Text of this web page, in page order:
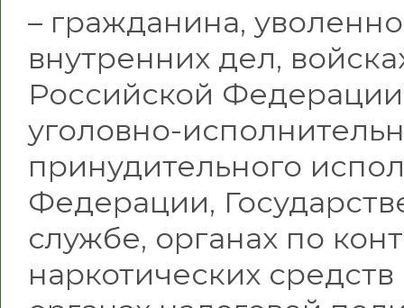
– гражданина,
внутренних дел,
Российской
уголовно-
принудительного
Федерации,
службе, органах по
наркотических